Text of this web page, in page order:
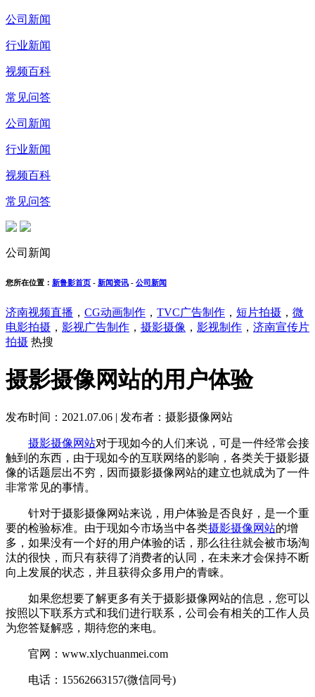
公司新闻
行业新闻
视频百科
常见问答
公司新闻
行业新闻
视频百科
常见问答
公司新闻
您所在位置： 新鲁影首页 - 新闻资讯 - 公司新闻
济南视频直播 ， CG动画制作 ， TVC广告制作 ， 短片拍摄 ， 微
电影拍摄 ， 影视广告制作 ， 摄影摄像 ， 影视制作 ， 济南宣传片
拍摄 热搜
摄影摄像网站的用户体验
发布时间：2021.07.06 | 发布者：摄影摄像网站
摄影摄像网站对于现如今的人们来说，可是一件经常会接
触到的东西，由于现如今的互联网络的影响，各类关于摄影摄
像的话题层出不穷，因而摄影摄像网站的建立也就成为了一件
非常常见的事情。
针对于摄影摄像网站来说，用户体验是否良好，是一个重
要的检验标准。由于现如今市场当中各类摄影摄像网站的增
多，如果没有一个好的用户体验的话，那么往往就会被市场淘
汰的很快，而只有获得了消费者的认同，在未来才会保持不断
向上发展的状态，并且获得众多用户的青睐。
如果您想要了解更多有关于摄影摄像网站的信息，您可以
按照以下联系方式和我们进行联系，公司会有相关的工作人员
为您答疑解惑，期待您的来电。
官网：www.xlychuanmei.com
电话：15562663157(微信同号)